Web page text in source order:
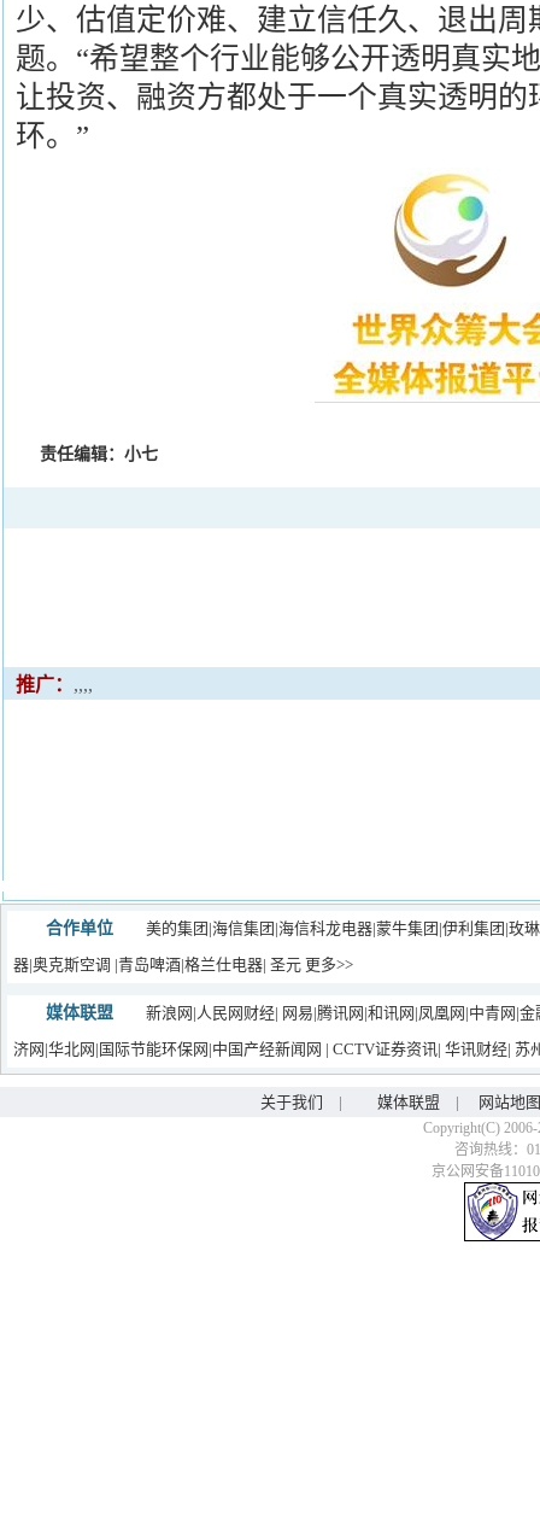
少、估值定价难、建立信任久、退出
题。“希望整个行业能够公开透明真实
让投资、融资方都处于一个真实透明
环。”
责任编辑：小七
推广： ,,,,
合作单位 美的集团 |海信集团 |海信科龙电器|蒙牛集团|伊利集团 |玫
器|奥克斯空调 |青岛啤酒|格兰仕电器| 圣元 更多>>
媒体联盟 新浪网 |人民网财经| 网易|腾讯网 |和讯网 |凤凰网 |中青网 |金
济网 |华北网 | 国际节能环保网 |中国产经新闻网 | CCTV证券资讯| 华讯财经| 苏
关于我们 | 媒体联盟 | 网站地图
Copyright(C)
咨询热线：
京公网安备